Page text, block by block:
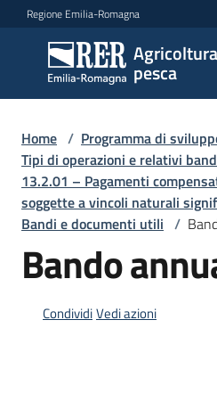
Vai al contenuto
Vai alla navigazione
Vai al footer
Regione Emilia-Romagna
pesca
Agricoltura,
caccia e
pesca
Argomenti
Novità
Servizi
Home / Programma di
Tipi di operazioni e relativi
13.2.01 – Pagamenti
soggette a vincoli naturali
Bandi e documenti utili /
Bando
CondividiVedi azioni